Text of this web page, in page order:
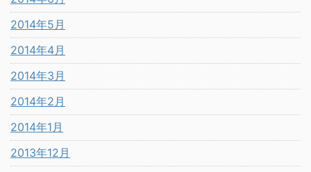
2014年5月
2014年4月
2014年3月
2014年2月
2014年1月
2013年12月